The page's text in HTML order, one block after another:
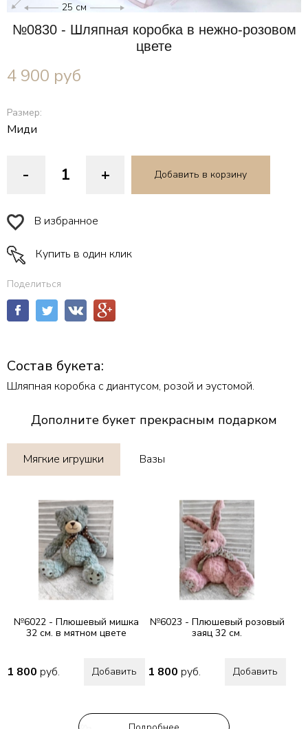
25 см
№0830 - Шляпная коробка в нежно-розовом
цвете
4 900 руб
Размер:
Миди
- + Добавить в корзину
В избранное
Купить в один клик
Поделиться
Состав букета:
Шляпная коробка с диантусом, розой и эустомой.
Дополните букет прекрасным подарком
Мягкие игрушки Вазы
№6022 - Плюшевый мишка
32 см. в мятном цвете
1 800 руб. Добавить
№6023 - Плюшевый розовый
заяц 32 см.
1 800 руб. Добавить